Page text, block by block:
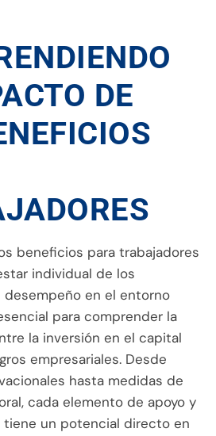
DE
beneficios para trabajadores
individual de los
desempeño en el entorno
para comprender la
la inversión en el capital
empresariales. Desde
hasta medidas de
cada elemento de apoyo y
un potencial directo en